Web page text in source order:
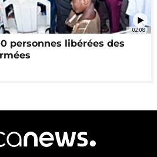
02:08
personnes libérées des